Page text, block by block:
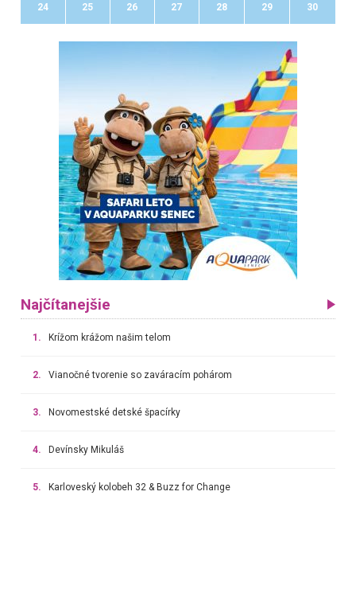
24 25 26 27 28 29 30
Najčítanejšie
1. Krížom krážom našim telom
2. Vianočné tvorenie so zaváracím pohárom
3. Novomestské detské špacírky
4. Devínsky Mikuláš
5. Karloveský kolobeh 32 & Buzz for Change